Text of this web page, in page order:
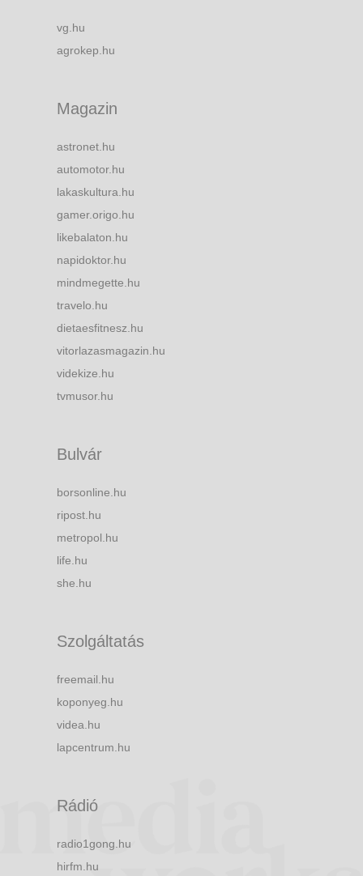
vg.hu
agrokep.hu
Magazin
astronet.hu
automotor.hu
lakaskultura.hu
gamer.origo.hu
likebalaton.hu
napidoktor.hu
mindmegette.hu
travelo.hu
dietaesfitnesz.hu
vitorlazasmagazin.hu
videkize.hu
tvmusor.hu
Bulvár
borsonline.hu
ripost.hu
metropol.hu
life.hu
she.hu
Szolgáltatás
freemail.hu
koponyeg.hu
videa.hu
lapcentrum.hu
Rádió
radio1gong.hu
hirfm.hu